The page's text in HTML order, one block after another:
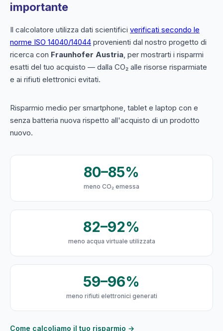
importante
Il calcolatore utilizza dati scientifici verificati secondo le
norme ISO 14040/14044 provenienti dal nostro progetto di
ricerca con Fraunhofer Austria, per mostrarti i risparmi
esatti del tuo acquisto — dalla CO₂ alle risorse risparmiate
e ai rifiuti elettronici evitati.
Risparmio medio per smartphone, tablet e laptop con e
senza batteria nuova rispetto all'acquisto di un prodotto
nuovo.
80–85%
meno CO₂ emessa
82–92%
meno acqua virtuale utilizzata
59–96%
meno rifiuti elettronici generati
Come calcoliamo il tuo risparmio →